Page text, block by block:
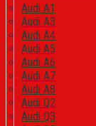
Audi A1
Audi A3
Audi A4
Audi A5
Audi A6
Audi A7
Audi A8
Audi Q2
Audi Q3